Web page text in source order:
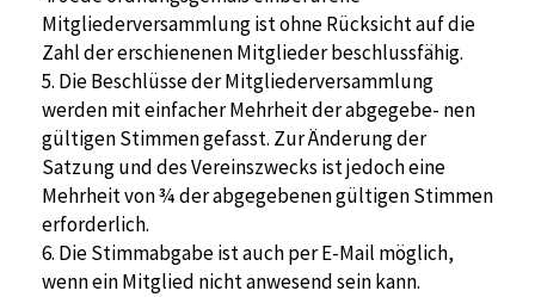
Mitgliederversammlung ist ohne Rücksicht auf die
Zahl der erschienenen Mitglieder beschlussfähig.
5. Die Beschlüsse der Mitgliederversammlung
werden mit einfacher Mehrheit der abgegebe- nen
gültigen Stimmen gefasst. Zur Änderung der
Satzung und des Vereinszwecks ist jedoch eine
Mehrheit von ¾ der abgegebenen gültigen Stimmen
erforderlich.
6. Die Stimmabgabe ist auch per E-Mail möglich,
wenn ein Mitglied nicht anwesend sein kann.